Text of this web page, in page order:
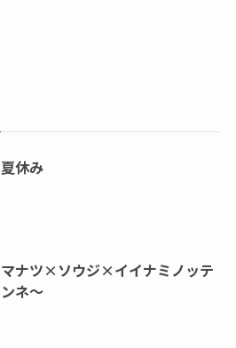
夏休み
マナツ×ソウジ×イイナミノッテ
ンネ～